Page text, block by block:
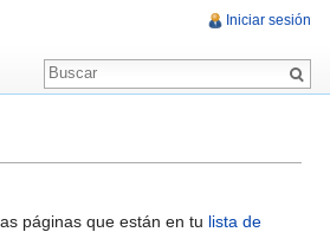
páginas que están en tu lista de
Iniciar sesión